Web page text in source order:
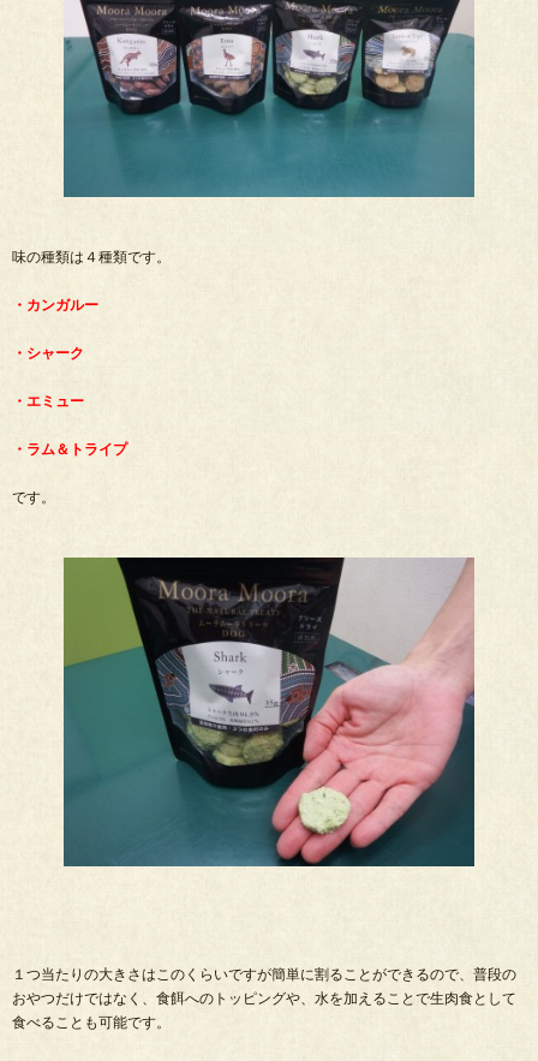
味の種類は４種類です。
・カンガルー
・シャーク
・エミュー
・ラム＆トライプ
です。
１つ当たりの大きさはこのくらいですが簡単に割ることができるので、普段の
おやつだけではなく、食餌へのトッピングや、水を加えることで生肉食として
食べることも可能です。